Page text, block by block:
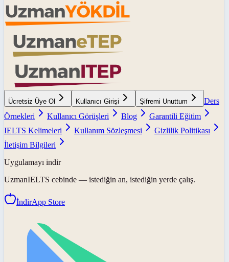
Ücretsiz Üye Ol Kullanıcı Girişi Şifremi Unuttum
Ders
Örnekleri
Kullanıcı Görüşleri Blog
Garantili Eğitim
IELTS Kelimeleri
Kullanım Sözleşmesi
Gizlilik Politikası
İletişim Bilgileri
Uygulamayı indir
UzmanIELTS cebinde — istediğin an, istediğin yerde çalış.
İndirApp Store